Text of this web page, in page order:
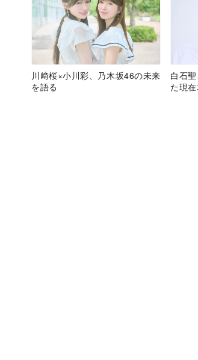
川﨑桜×小川彩、乃木坂46の未来
を語る
白石
た現